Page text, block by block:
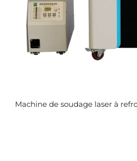
Machine de soudage laser à